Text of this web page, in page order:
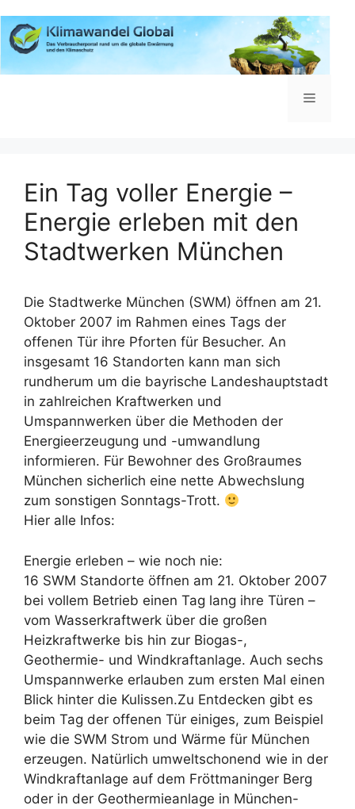
Inhalt
springen
Menü
Ein Tag voller Energie –
Energie erleben mit den
Stadtwerken München
Die Stadtwerke München (SWM) öffnen am 21.
Oktober 2007 im Rahmen eines Tags der
offenen Tür ihre Pforten für Besucher. An
insgesamt 16 Standorten kann man sich
rundherum um die bayrische Landeshauptstadt
in zahlreichen Kraftwerken und
Umspannwerken über die Methoden der
Energieerzeugung und -umwandlung
informieren. Für Bewohner des Großraumes
München sicherlich eine nette Abwechslung
zum sonstigen Sonntags-Trott.
Hier alle Infos:
Energie erleben – wie noch nie:
16 SWM Standorte öffnen am 21. Oktober 2007
bei vollem Betrieb einen Tag lang ihre Türen –
vom Wasserkraftwerk über die großen
Heizkraftwerke bis hin zur Biogas-,
Geothermie- und Windkraftanlage. Auch sechs
Umspannwerke erlauben zum ersten Mal einen
Blick hinter die Kulissen.Zu Entdecken gibt es
beim Tag der offenen Tür einiges, zum Beispiel
wie die SWM Strom und Wärme für München
erzeugen. Natürlich umweltschonend wie in der
Windkraftanlage auf dem Fröttmaninger Berg
oder in der Geothermieanlage in München-